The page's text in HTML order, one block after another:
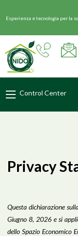
Esperienza e tecnologia per la
Control Center
Privacy
Questa dichiarazione
Giugno 8, 2026 e si
dello Spazio Economico